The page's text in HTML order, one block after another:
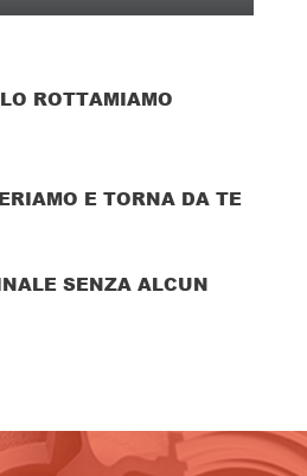
ROTTAMIAMO
E TORNA DA TE
SENZA ALCUN